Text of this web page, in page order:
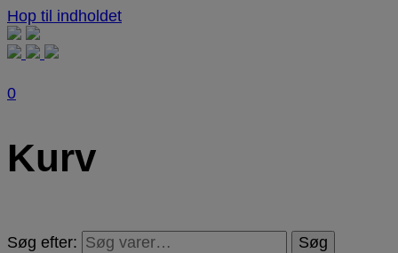
Hop til indholdet
0
Kurv
Søg efter:
Søg